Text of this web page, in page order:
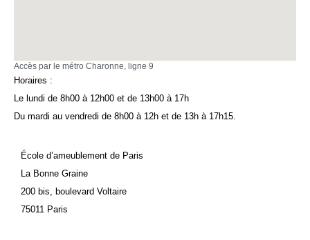
Accès par le métro Charonne, ligne 9
Horaires :
Le lundi de 8h00 à 12h00 et de 13h00 à 17h
Du mardi au vendredi de 8h00 à 12h et de 13h à 17h15.
École d’ameublement de Paris
La Bonne Graine
200 bis, boulevard Voltaire
75011 Paris